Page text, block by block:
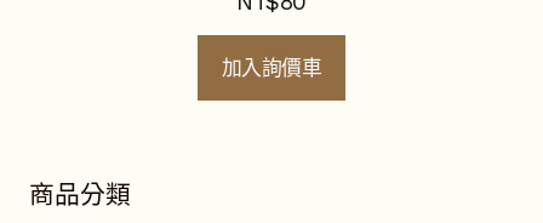
加入詢價車
商品分類